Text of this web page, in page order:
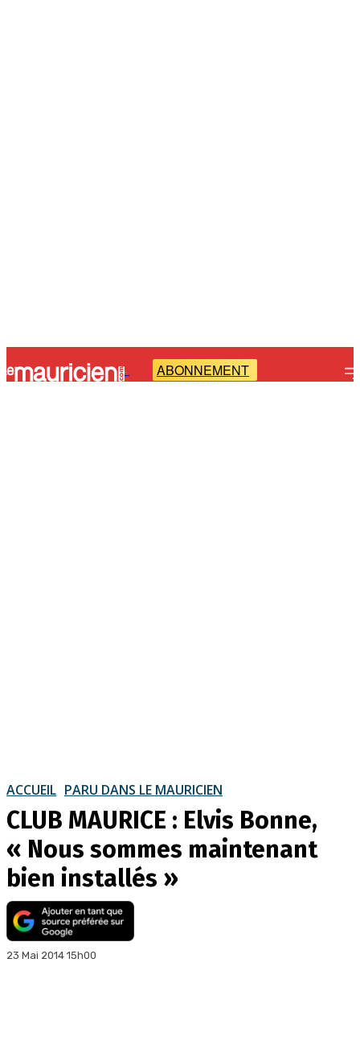
- ABONNEMENT
ACCUEIL PARU DANS LE MAURICIEN
CLUB MAURICE : Elvis Bonne,
« Nous sommes maintenant
bien installés »
23 Mai 2014 15h00